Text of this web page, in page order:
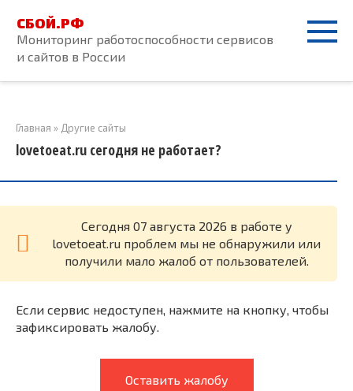
контенту
СБОЙ.РФ
Мониторинг работоспособности сервисов
и сайтов в России
Главная » Другие сайты
lovetoeat.ru сегодня не работает?
Cегодня 07 августа 2026 в работе у
lovetoeat.ru проблем мы не обнаружили или
получили мало жалоб от пользователей.
Если сервис недоступен, нажмите на кнопку, чтобы
зафиксировать жалобу.
Оставить жалобу